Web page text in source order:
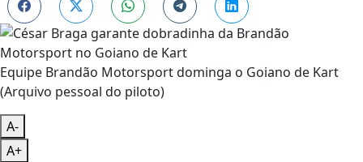
Equipe Brandão Motorsport dominga o Goiano de Kart
(Arquivo pessoal do piloto)
A-
A+